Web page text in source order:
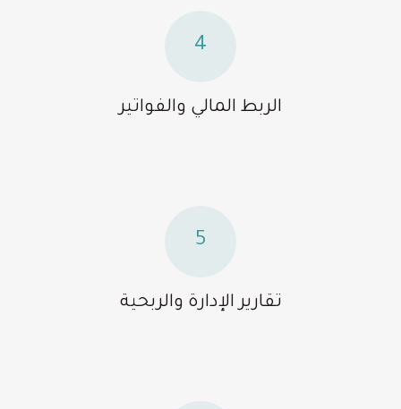
4
الربط المالي والفواتير
5
تقارير الإدارة والربحية